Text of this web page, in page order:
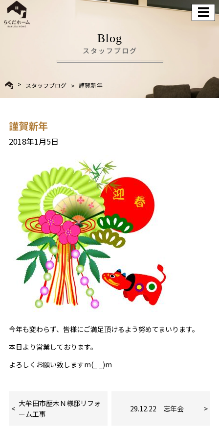
Blog
スタッフブログ
スタッフブログ 謹賀新年
謹賀新年
2018年1月5日
今年も変わらず、皆様にご満足頂けるよう努めてまいります。
本日より営業しております。
よろしくお願い致しますm(_ _)m
大牟田市歴木Ｎ様邸リフォ
ーム工事
29.12.22 忘年会